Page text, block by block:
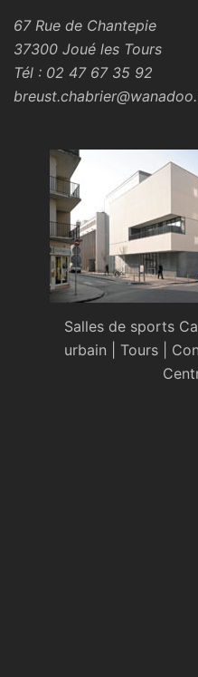
67 Rue de Chantepie
37300 Joué les Tours
Tél : 02 47 67 35 92
Salles de sports
urbain | Tours |